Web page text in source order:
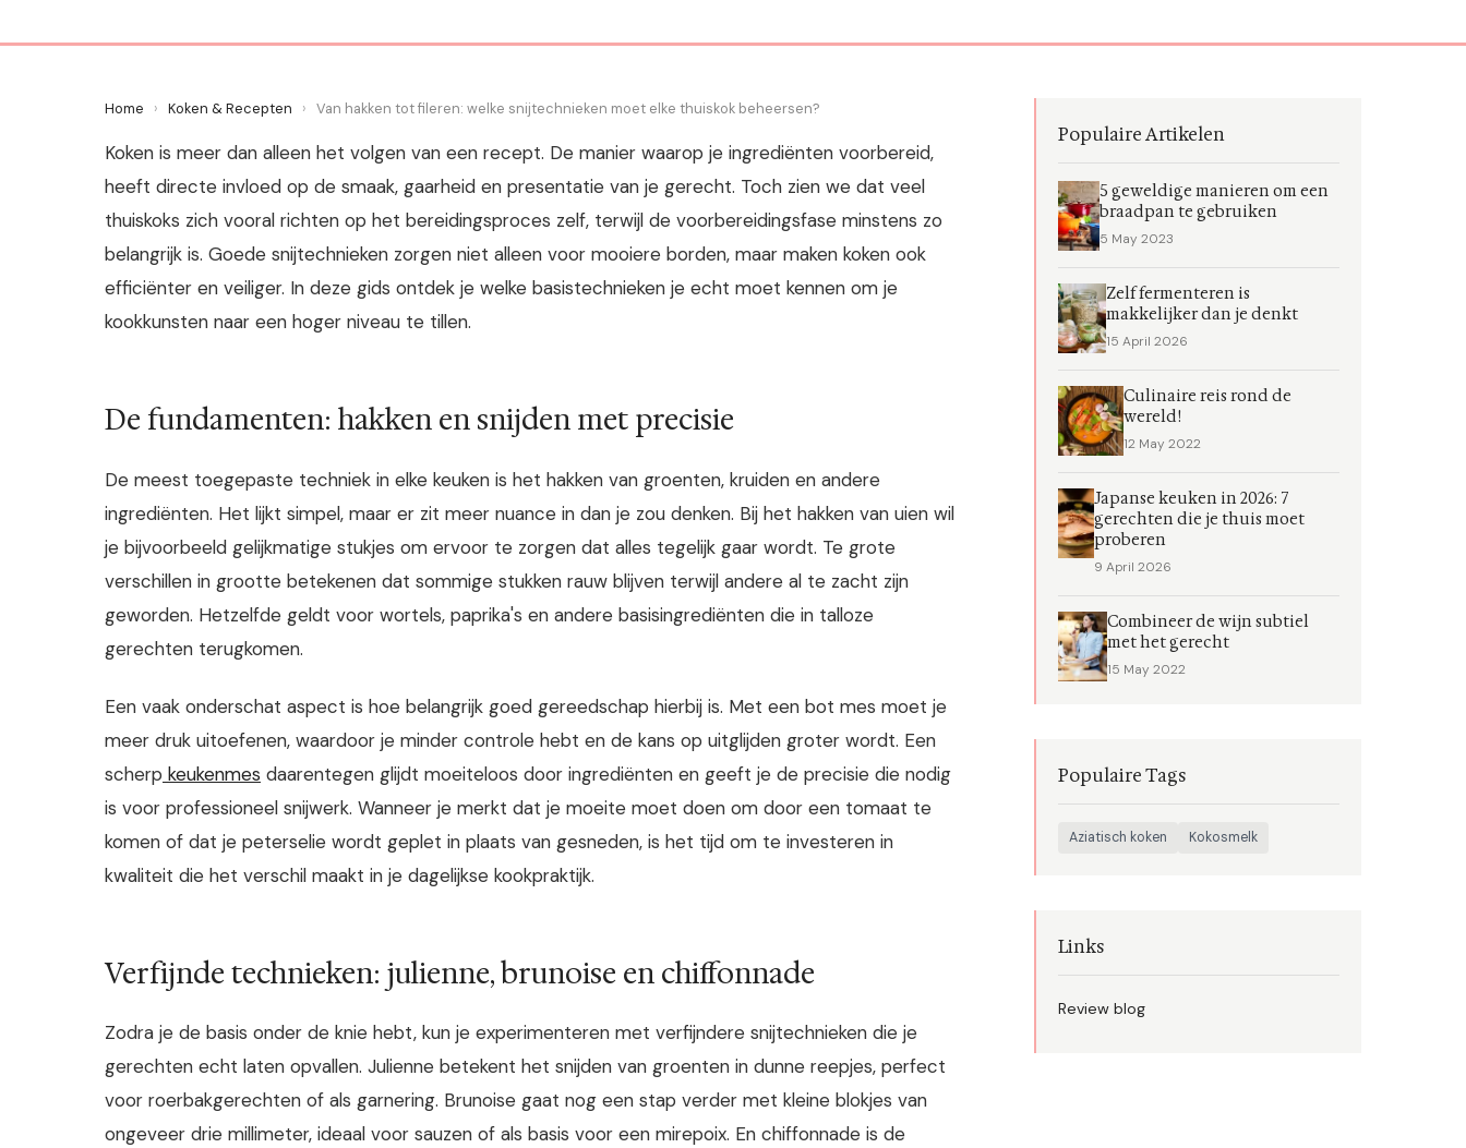
Home › Koken & Recepten › Van hakken tot fileren: welke snijtechnieken moet elke thuiskok beheersen?
Koken is meer dan alleen het volgen van een recept. De manier waarop je ingrediënten voorbereid,
heeft directe invloed op de smaak, gaarheid en presentatie van je gerecht. Toch zien we dat veel
thuiskoks zich vooral richten op het bereidingsproces zelf, terwijl de voorbereidingsfase minstens zo
belangrijk is. Goede snijtechnieken zorgen niet alleen voor mooiere borden, maar maken koken ook
efficiënter en veiliger. In deze gids ontdek je welke basistechnieken je echt moet kennen om je
kookkunsten naar een hoger niveau te tillen.
De fundamenten: hakken en snijden met precisie
De meest toegepaste techniek in elke keuken is het hakken van groenten, kruiden en andere
ingrediënten. Het lijkt simpel, maar er zit meer nuance in dan je zou denken. Bij het hakken van uien wil
je bijvoorbeeld gelijkmatige stukjes om ervoor te zorgen dat alles tegelijk gaar wordt. Te grote
verschillen in grootte betekenen dat sommige stukken rauw blijven terwijl andere al te zacht zijn
geworden. Hetzelfde geldt voor wortels, paprika's en andere basisingrediënten die in talloze
gerechten terugkomen.
Een vaak onderschat aspect is hoe belangrijk goed gereedschap hierbij is. Met een bot mes moet je
meer druk uitoefenen, waardoor je minder controle hebt en de kans op uitglijden groter wordt. Een
scherp keukenmes daarentegen glijdt moeiteloos door ingrediënten en geeft je de precisie die nodig
is voor professioneel snijwerk. Wanneer je merkt dat je moeite moet doen om door een tomaat te
komen of dat je peterselie wordt geplet in plaats van gesneden, is het tijd om te investeren in
kwaliteit die het verschil maakt in je dagelijkse kookpraktijk.
Verfijnde technieken: julienne, brunoise en chiffonnade
Zodra je de basis onder de knie hebt, kun je experimenteren met verfijndere snijtechnieken die je
gerechten echt laten opvallen. Julienne betekent het snijden van groenten in dunne reepjes, perfect
voor roerbakgerechten of als garnering. Brunoise gaat nog een stap verder met kleine blokjes van
ongeveer drie millimeter, ideaal voor sauzen of als basis voor een mirepoix. En chiffonnade is de
Populaire Artikelen
5 geweldige manieren om een
braadpan te gebruiken
5 May 2023
Zelf fermenteren is
makkelijker dan je denkt
15 April 2026
Culinaire reis rond de
wereld!
12 May 2022
Japanse keuken in 2026: 7
gerechten die je thuis moet
proberen
9 April 2026
Combineer de wijn subtiel
met het gerecht
15 May 2022
Populaire Tags
Aziatisch koken Kokosmelk
Links
Review blog